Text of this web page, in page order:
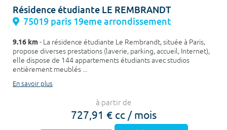
Résidence étudiante LE REMBRANDT
75019 paris 19eme arrondissement
9.16 km- La résidence étudiante Le Rembrandt, située à Paris,
propose diverses prestations (laverie, parking, accueil, Internet),
elle dispose de 144 appartements étudiants avec studios
entièrement meublés ...
En savoir plus
à partir de
727,91 € cc / mois